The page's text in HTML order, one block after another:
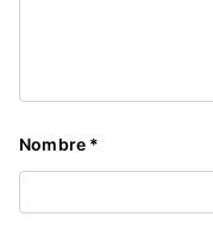
Nombre *